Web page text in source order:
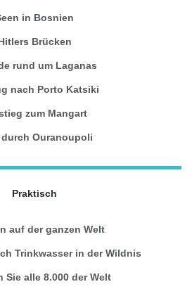
in Bosnien
Brücken
rund um Laganas
nach Porto Katsiki
zum Mangart
durch Ouranoupoli
Praktisch
auf der ganzen Welt
Trinkwasser in der Wildnis
Sie alle 8.000 der Welt